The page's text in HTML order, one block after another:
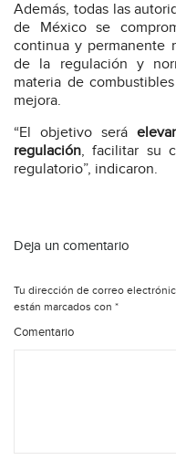
Además, todas las
de México se
continua y permanente
de la regulación y
materia de
mejora.
“El objetivo será
regulación, facilitar su
regulatorio”, indicaron.
Deja un comentario
Tu dirección de correo
están marcados con *
Comentario